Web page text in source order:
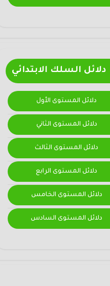
دلائل السلك الابتدائي
دلائل المستوى الأول
دلائل المستوى الثاني
دلائل المستوى الثالث
دلائل المستوى الرابع
دلائل المستوى الخامس
دلائل المستوى السادس